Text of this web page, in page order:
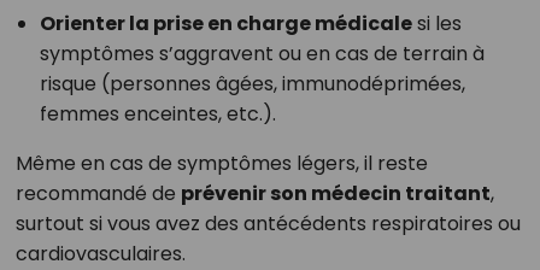
Orienter la prise en charge médicalesi les
symptômes s’aggravent ou en cas de terrain à
risque (personnes âgées, immunodéprimées,
femmes enceintes, etc.).
Même en cas de symptômes légers, il reste
recommandé de prévenir son médecin traitant,
surtout si vous avez des antécédents respiratoires ou
cardiovasculaires.